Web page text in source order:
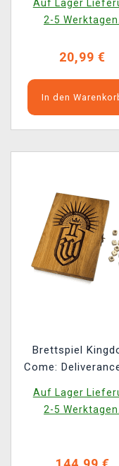
Morris
Auf Lager
2-5 Werktagen.
20,99 €
In den
Brettspiel
Come:
Auf Lager
2-5 Werktagen.